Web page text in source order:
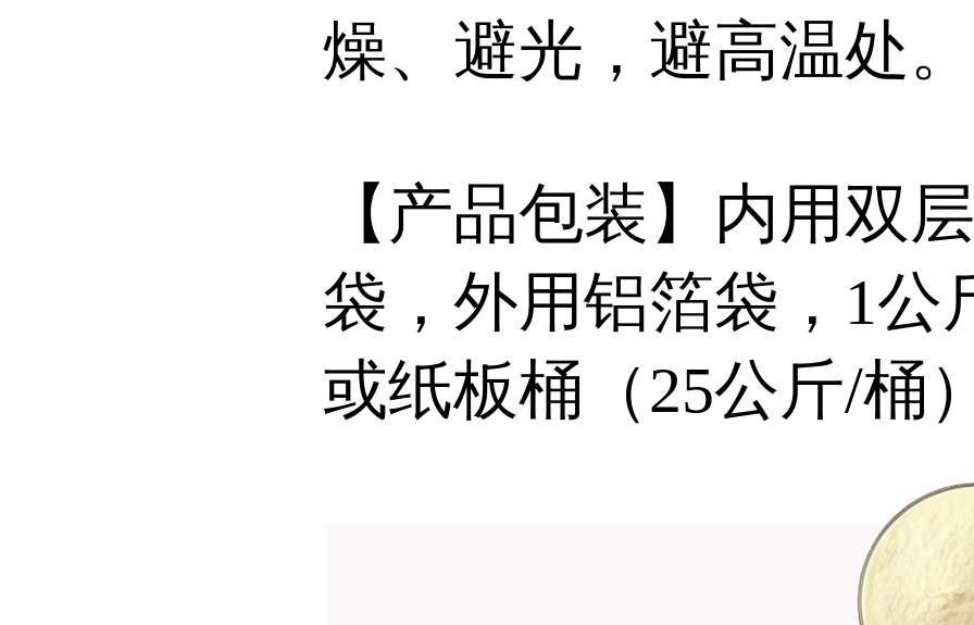
燥、避光，避高温处。
【产品包装】内用双
袋，外用铝箔袋，1公
或纸板桶（25公斤/桶